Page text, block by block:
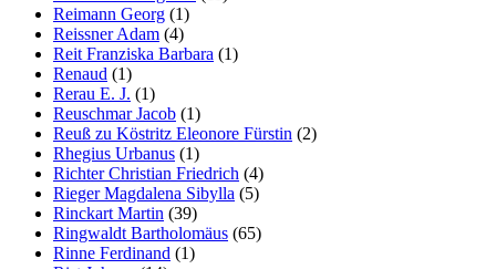
Reimann Georg (1)
Reissner Adam (4)
Reit Franziska Barbara (1)
Renaud (1)
Rerau E. J. (1)
Reuschmar Jacob (1)
Reuß zu Köstritz Eleonore Fürstin (2)
Rhegius Urbanus (1)
Richter Christian Friedrich (4)
Rieger Magdalena Sibylla (5)
Rinckart Martin (39)
Ringwaldt Bartholomäus (65)
Rinne Ferdinand (1)